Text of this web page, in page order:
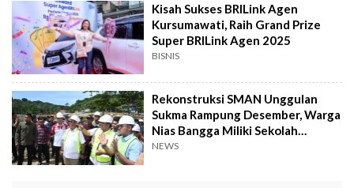
Kisah Sukses BRILink Agen
Kursumawati, Raih Grand Prize
Super BRILink Agen 2025
BISNIS
Rekonstruksi SMAN Unggulan
Sukma Rampung Desember, Warga
Nias Bangga Miliki Sekolah
Bertaraf Unggul
NEWS